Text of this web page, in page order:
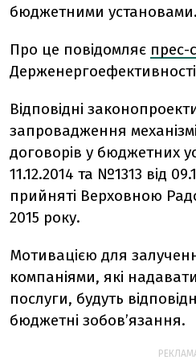
бюджетними установами.
Про це повідомляє прес-
Відповідні
запровадження
договорів у бюджетних
11.12.2014 та №1313 від
прийняті Верховною
2015 року.
Мотивацією для
компаніями, які
послуги, будуть
бюджетні зобов’язання.